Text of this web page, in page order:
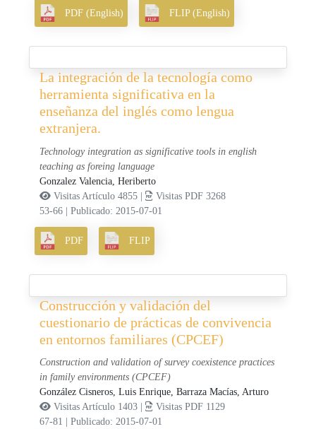
PDF (English) FLIP (English)
La integración de la tecnología como
herramienta significativa en la
enseñanza del inglés como lengua
extranjera.
Technology integration as significative tools in english
teaching as foreing language
Gonzalez Valencia, Heriberto
Visitas Artículo 4855 |
Visitas PDF 3268
53-66
|Publicado: 2015-07-01
PDF FLIP
Construcción y validación del
cuestionario de prácticas de convivencia
en entornos familiares (CPCEF)
Construction and validation of survey coexistence practices
in family environments (CPCEF)
González Cisneros, Luis Enrique,Barraza Macías, Arturo
Visitas Artículo 1403 |
Visitas PDF 1129
67-81
|Publicado: 2015-07-01